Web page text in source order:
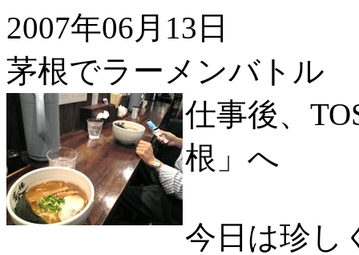
2007年06月13日
茅根でラーメンバトル
仕事後、
根」へ
今日は珍し